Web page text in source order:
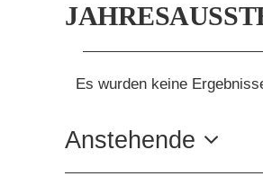
Es wurden keine
Anstehende
Datum